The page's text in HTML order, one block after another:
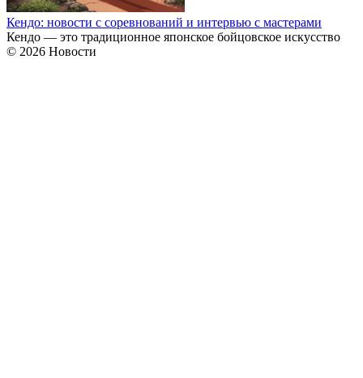
Кендо: новости с соревнований и интервью с мастерами
Кендо — это традиционное японское бойцовское искусство
© 2026 Новости